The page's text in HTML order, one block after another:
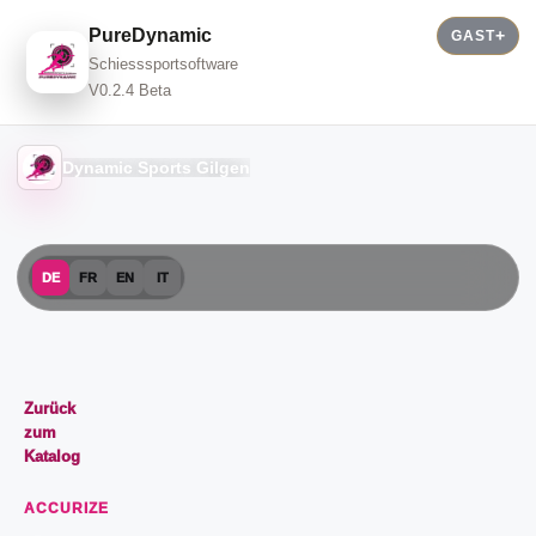
PureDynamic
Schiesssportsoftware
V0.2.4 Beta
GAST
Dynamic Sports Gilgen
DE FR EN IT
Zurück
zum
Katalog
ACCURIZE